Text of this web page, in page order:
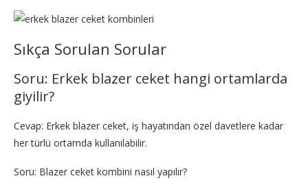
Sıkça Sorulan Sorular
Soru: Erkek blazer ceket hangi ortamlarda
giyilir?
Cevap: Erkek blazer ceket, iş hayatından özel davetlere kadar
her türlü ortamda kullanılabilir.
Soru: Blazer ceket kombini nasıl yapılır?